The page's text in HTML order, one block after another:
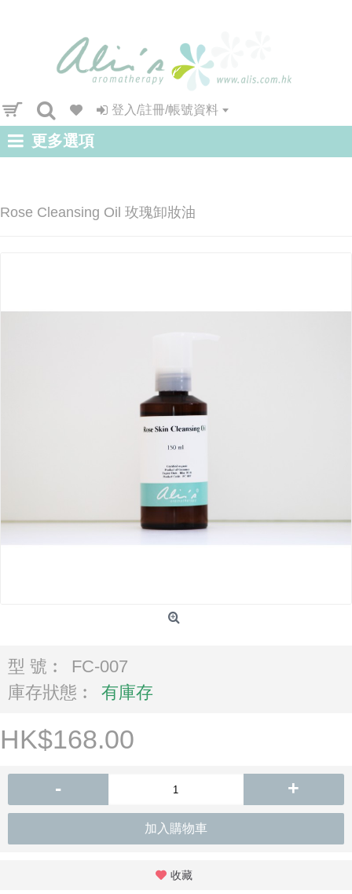
登入/註冊/帳號資料
更多選項
Rose Cleansing Oil 玫瑰卸妝油
型 號︰
FC-007
庫存狀態︰
有庫存
HK$168.00
- +
加入購物車
收藏